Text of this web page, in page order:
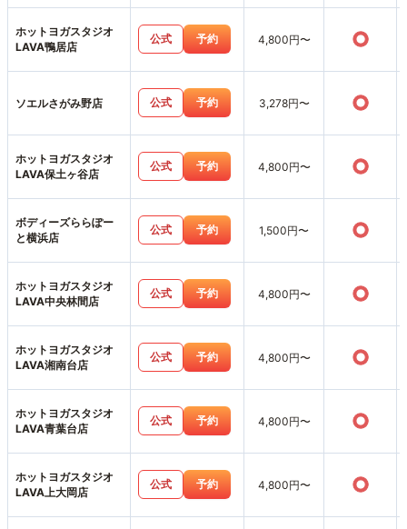
ホットヨガスタジオ
LAVA鴨居店
公式 予約 4,800円〜 ○
ソエルさがみ野店 公式 予約 3,278円〜 ○
ホットヨガスタジオ
LAVA保土ヶ谷店
公式 予約 4,800円〜 ○
ボディーズららぽー
と横浜店
公式 予約 1,500円〜 ○
ホットヨガスタジオ
LAVA中央林間店
公式 予約 4,800円〜 ○
ホットヨガスタジオ
LAVA湘南台店
公式 予約 4,800円〜 ○
ホットヨガスタジオ
LAVA青葉台店
公式 予約 4,800円〜 ○
ホットヨガスタジオ
LAVA上大岡店
公式 予約 4,800円〜 ○